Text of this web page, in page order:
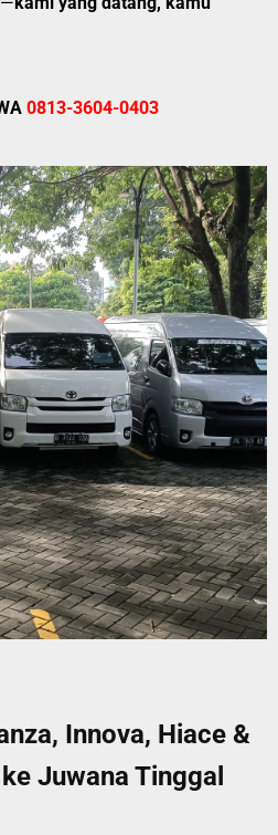
0813-3604-0403
Innova, Hiace &
Juwana Tinggal